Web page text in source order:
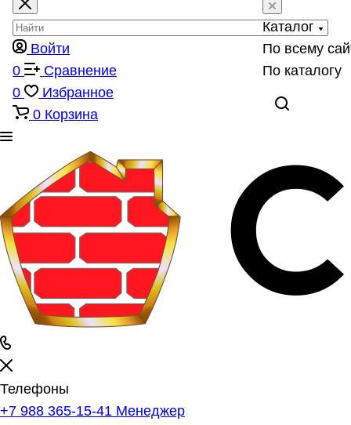
Каталог
По всему
По каталогу
Войти
0
Сравнение
0
Избранное
0 Корзина
Телефоны
+7 988 365-15-41 Менеджер